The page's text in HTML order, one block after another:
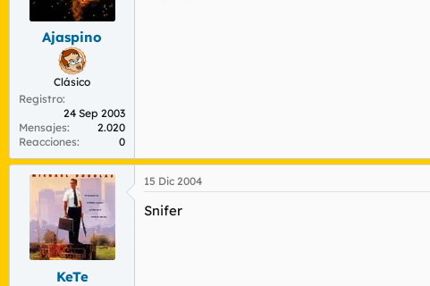
Ajaspino
Clásico
Registro
24 Sep 2003
Mensajes
2.020
Reacciones
0
KeTe
15 Dic 2004
Snifer